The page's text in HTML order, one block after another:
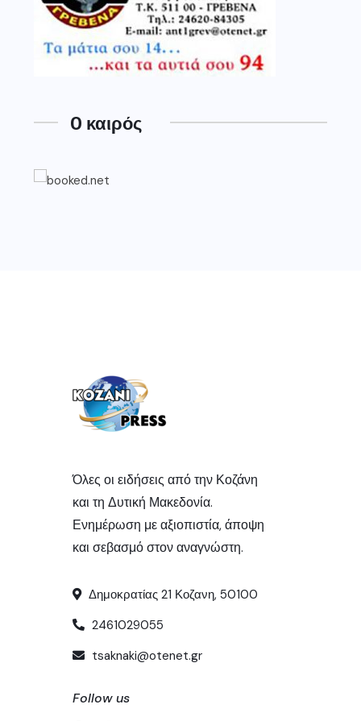
O καιρός
Όλες οι ειδήσεις από την Κοζάνη
και τη Δυτική Μακεδονία.
Ενημέρωση με αξιοπιστία, άποψη
και σεβασμό στον αναγνώστη.
Δημοκρατίας 21 Κοζανη, 50100
2461029055
tsaknaki@otenet.gr
Follow us